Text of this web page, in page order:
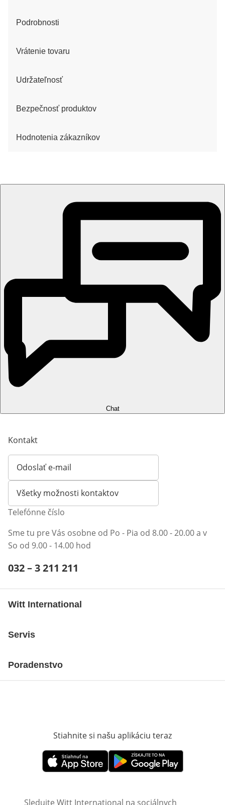
Podrobnosti
Vrátenie tovaru
Udržateľnosť
Bezpečnosť produktov
Hodnotenia zákazníkov
Chat
Kontakt
Odoslať e-mail
Otvorí e-mailového klienta
Všetky možnosti kontaktov
Telefónne číslo
Sme tu pre Vás osobne od Po - Pia od 8.00 - 20.00 a v
So od 9.00 - 14.00 hod
Telefónne číslo:
032 – 3 211 211
Witt International
Servis
Poradenstvo
Stiahnite si našu aplikáciu teraz
Otvorí sa vnovom okneOtvorí sa vnovom okne
Sledujte Witt International na sociálnych